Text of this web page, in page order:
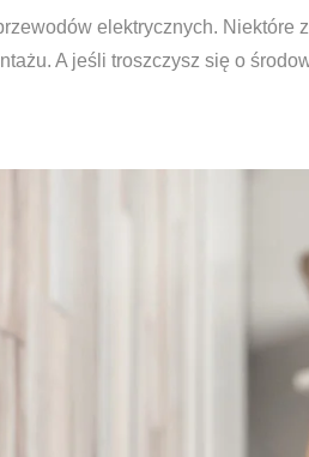
elektrycznych. Niektóre
A jeśli troszczysz się o